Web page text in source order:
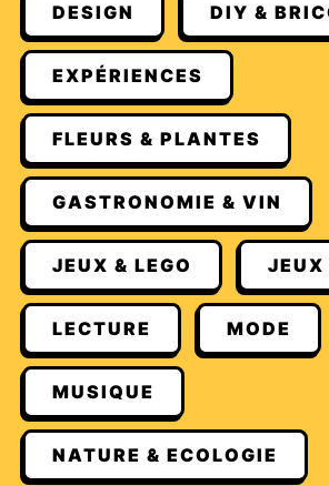
DESIGN DIY &
EXPÉRIENCES
FLEURS & PLANTES
GASTRONOMIE & VIN
JEUX & LEGO JEUX
LECTURE MODE
MUSIQUE
NATURE & ECOLOGIE